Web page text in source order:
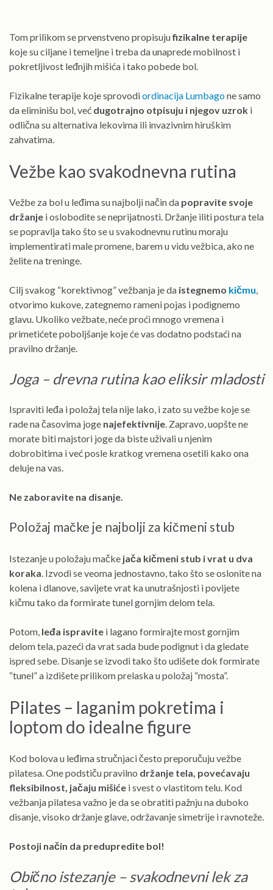
Tom prilikom se prvenstveno propisujufizikalne terapije
koje su ciljane i temeljne i treba da unaprede mobilnost i
pokretljivost leđnjih mišića i tako pobede bol.
Fizikalne terapije koje sprovodiordinacija Lumbagone samo
da eliminišu bol, već dugotrajno otpisuju i njegov uzrok i
odlična su alternativa lekovima ili invazivnim hiruškim
zahvatima.
Vežbe kao svakodnevna rutina
Vežbe za bol u leđima su najbolji način da popravite svoje
držanje i oslobodite se neprijatnosti. Držanje iliti postura tela
se popravlja tako što se u svakodnevnu rutinu moraju
implementirati male promene, barem u vidu vežbica, ako ne
želite na treninge.
Cilj svakog “korektivnog” vežbanja je da istegnemo kičmu,
otvorimo kukove, zategnemo rameni pojas i podignemo
glavu. Ukoliko vežbate, neće proći mnogo vremena i
primetićete poboljšanje koje će vas dodatno podstaći na
pravilno držanje.
Joga – drevna rutina kao eliksir mladosti
Ispraviti leđa i položaj tela nije lako, i zato su vežbe koje se
rade na časovima joge najefektivnije. Zapravo, uopšte ne
morate biti majstori joge da biste uživali u njenim
dobrobitima i već posle kratkog vremena osetili kako ona
deluje na vas.
Ne zaboravite na disanje.
Položaj mačke je najbolji za kičmeni stub
Istezanje u položaju mačke jača kičmeni stub i vrat u dva
koraka. Izvodi se veoma jednostavno, tako što se oslonite na
kolena i dlanove, savijete vrat ka unutrašnjosti i povijete
kičmu tako da formirate tunel gornjim delom tela.
Potom, leđa ispravite i lagano formirajte most gornjim
delom tela, pazeći da vrat sada bude podignut i da gledate
ispred sebe. Disanje se izvodi tako što udišete dok formirate
“tunel” a izdišete prilikom prelaska u položaj “mosta”.
Pilates – laganim pokretima i
loptom do idealne figure
Kod bolova u leđima stručnjaci često preporučuju vežbe
pilatesa. One podstiču pravilno držanje tela, povećavaju
fleksibilnost, jačaju mišiće i svest o vlastitom telu. Kod
vežbanja pilatesa važno je da se obratiti pažnju na duboko
disanje, visoko držanje glave, održavanje simetrije i ravnoteže.
Postoji način da predupredite bol!
Obično istezanje – svakodnevni lek za